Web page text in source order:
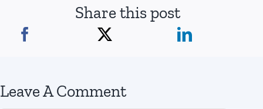
Share this post
Leave A Comment